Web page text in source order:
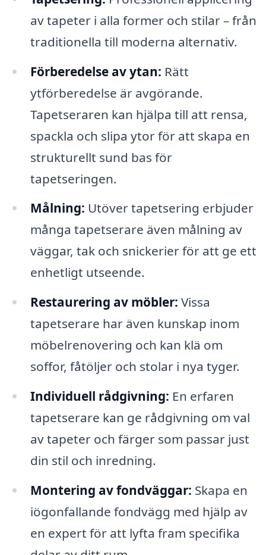
av tapeter i alla former och stilar – från
traditionella till moderna alternativ.
Förberedelse av ytan: Rätt
ytförberedelse är avgörande.
Tapetseraren kan hjälpa till att rensa,
spackla och slipa ytor för att skapa en
strukturellt sund bas för
tapetseringen.
Målning: Utöver tapetsering erbjuder
många tapetserare även målning av
väggar, tak och snickerier för att ge ett
enhetligt utseende.
Restaurering av möbler: Vissa
tapetserare har även kunskap inom
möbelrenovering och kan klä om
soffor, fåtöljer och stolar i nya tyger.
Individuell rådgivning: En erfaren
tapetserare kan ge rådgivning om val
av tapeter och färger som passar just
din stil och inredning.
Montering av fondväggar: Skapa en
iögonfallande fondvägg med hjälp av
en expert för att lyfta fram specifika